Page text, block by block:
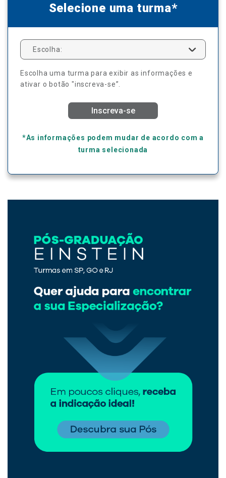
Selecione uma turma*
Escolha:
Escolha uma turma para exibir as informações e
ativar o botão "inscreva-se”.
Inscreva-se
*As informações podem mudar de acordo com a
turma selecionada